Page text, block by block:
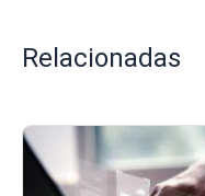
Relacionadas